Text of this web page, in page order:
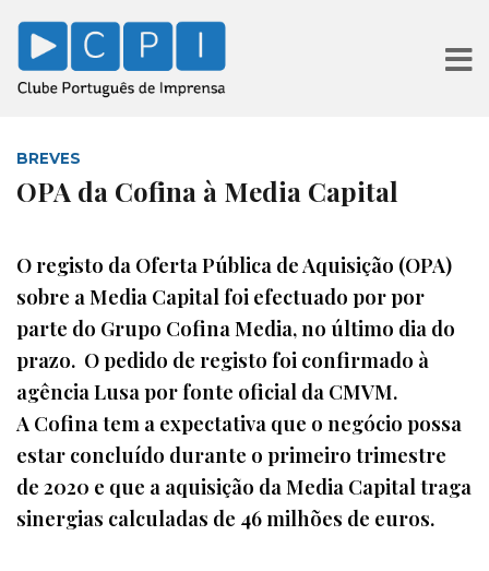
BREVES
OPA da Cofina à Media Capital
O registo da Oferta Pública de Aquisição (OPA)
sobre a Media Capital foi efectuado por por
parte do Grupo Cofina Media, no último dia do
prazo. O pedido de registo foi confirmado à
agência Lusa por fonte oficial da CMVM.
A Cofina tem a expectativa que o negócio possa
estar concluído durante o primeiro trimestre
de 2020 e que a aquisição da Media Capital traga
sinergias calculadas de 46 milhões de euros.